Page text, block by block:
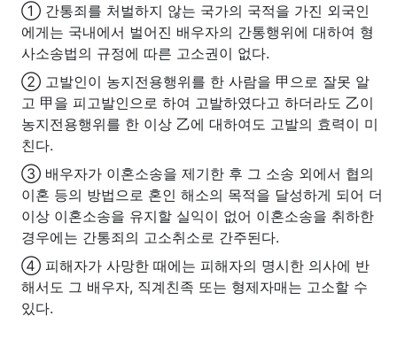
① 간통죄를 처벌하지 않는 국가의 국적을 가진 외국인
에게는 국내에서 벌어진 배우자의 간통행위에 대하여 형
사소송법의 규정에 따른 고소권이 없다.
② 고발인이 농지전용행위를 한 사람을 甲으로 잘못 알
고 甲을 피고발인으로 하여 고발하였다고 하더라도 乙이
농지전용행위를 한 이상 乙에 대하여도 고발의 효력이 미
친다.
③ 배우자가 이혼소송을 제기한 후 그 소송 외에서 협의
이혼 등의 방법으로 혼인 해소의 목적을 달성하게 되어 더
이상 이혼소송을 유지할 실익이 없어 이혼소송을 취하한
경우에는 간통죄의 고소취소로 간주된다.
④ 피해자가 사망한 때에는 피해자의 명시한 의사에 반
해서도 그 배우자, 직계친족 또는 형제자매는 고소할 수
있다.